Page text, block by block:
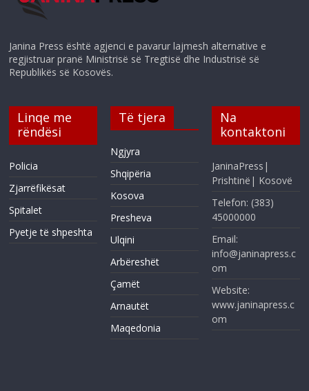
Janina Press është agjenci e pavarur lajmesh alternative e
regjistruar pranë Ministrisë së Tregtisë dhe Industrisë së
Republikës së Kosovës.
Linqe me
rëndësi
Policia
Zjarrëfikësat
Spitalet
Pyetje të shpeshta
Të tjera
Ngjyra
Shqipëria
Kosova
Presheva
Ulqini
Arbëreshët
Çamët
Arnautët
Maqedonia
Na
kontaktoni
JaninaPress|
Prishtinë| Kosovë
Telefon: (383)
45000000
Email:
info@janinapress.c
om
Website:
www.janinapress.c
om